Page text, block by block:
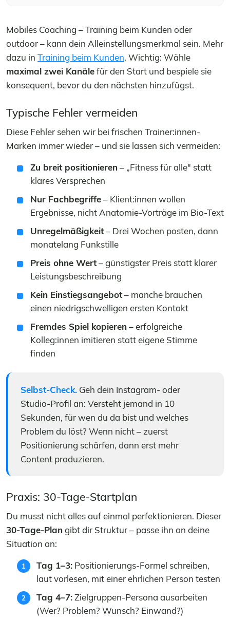
Mobiles Coaching – Training beim Kunden oder
outdoor – kann dein Alleinstellungsmerkmal sein. Mehr
dazu in Training beim Kunden. Wichtig: Wähle
maximal zwei Kanälefür den Start und bespiele sie
konsequent, bevor du den nächsten hinzufügst.
Typische Fehler vermeiden
Diese Fehler sehen wir bei frischen Trainer:innen-
Marken immer wieder – und sie lassen sich vermeiden:
Zu breit positionieren– „Fitness für alle" statt
klares Versprechen
Nur Fachbegriffe– Klient:innen wollen
Ergebnisse, nicht Anatomie-Vorträge im Bio-Text
Unregelmäßigkeit– Drei Wochen posten, dann
monatelang Funkstille
Preis ohne Wert– günstigster Preis statt klarer
Leistungsbeschreibung
Kein Einstiegsangebot– manche brauchen
einen niedrigschwelligen ersten Kontakt
Fremdes Spiel kopieren– erfolgreiche
Kolleg:innen imitieren statt eigene Stimme
finden
Selbst-Check. Geh dein Instagram- oder
Studio-Profil an: Versteht jemand in 10
Sekunden, für wen du da bist und welches
Problem du löst? Wenn nicht – zuerst
Positionierung schärfen, dann erst mehr
Content produzieren.
Praxis: 30-Tage-Startplan
Du musst nicht alles auf einmal perfektionieren. Dieser
30-Tage-Plangibt dir Struktur – passe ihn an deine
Situation an:
Tag 1–3: Positionierungs-Formel schreiben,
laut vorlesen, mit einer ehrlichen Person testen
Tag 4–7:Zielgruppen-Persona ausarbeiten
(Wer? Problem? Wunsch? Einwand?)